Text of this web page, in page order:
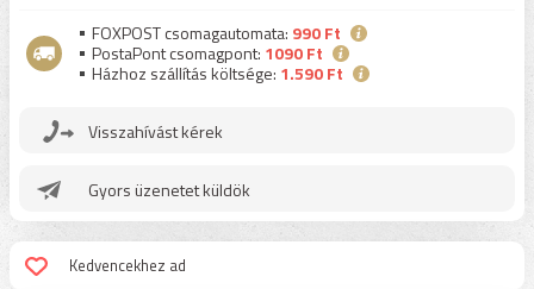
FOXPOST csomagautomata: 990 Ft
PostaPont csomagpont: 1090 Ft
Házhoz szállítás költsége: 1.590 Ft
Visszahívást kérek
Gyors üzenetet küldök
Kedvencekhez ad